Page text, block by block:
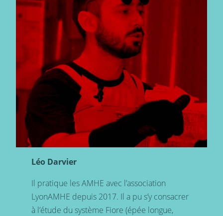
Léo Darvier
Il pratique les AMHE avec l’association
LyonAMHE depuis 2017. Il a pu s’y consacrer
à l’étude du système Fiore (épée longue,